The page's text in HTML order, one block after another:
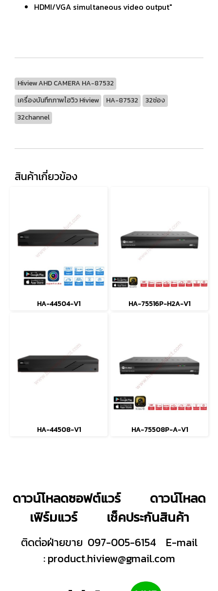
HDMI/VGA simultaneous video output"
Hiview AHD CAMERA HA-87532
เครื่องบันทึกภาพไฮวิว Hiview
HA-87532
32ช่อง
32channel
สินค้าเกี่ยวข้อง
HA-44504-V1 HA-75516P-H2A-V1
HA-44508-V1 HA-75508P-A-V1
ดาวน์โหลดซอฟต์แวร์
ดาวน์โหลด
เฟิร์มแวร์
เช็คประกันสินค้า
ติดต่อฝ่ายขาย 097-005-6154
E-mail
:product.hiview@gmail.com